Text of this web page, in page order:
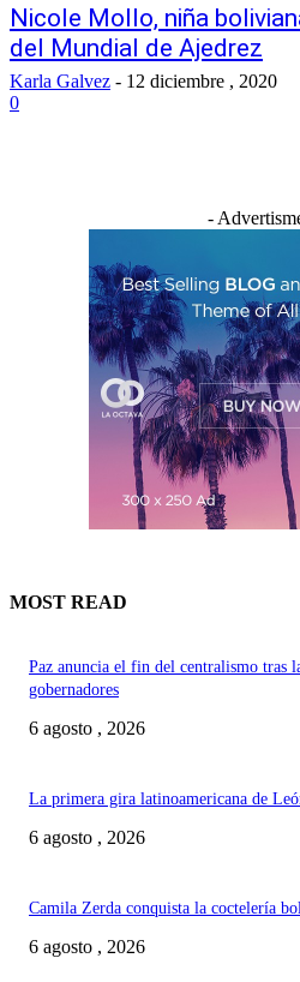
Nicole Mollo, niña
del Mundial de Ajedrez
Karla Galvez - 12 diciembre , 2020
0
-
MOST READ
Paz anuncia el fin del centralismo tras
gobernadores
6 agosto , 2026
La primera gira latinoamericana de
6 agosto , 2026
Camila Zerda conquista la coctelería
6 agosto , 2026